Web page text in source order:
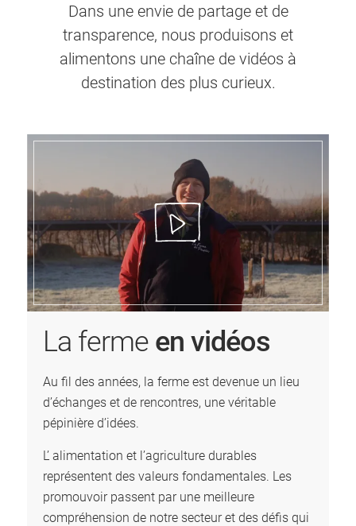
Dans une envie de partage et de
transparence, nous produisons et
alimentons une chaîne de vidéos à
destination des plus curieux.
La ferme en vidéos
Au fil des années, la ferme est devenue un lieu
d’échanges et de rencontres, une véritable
pépinière d’idées.
L’ alimentation et l’agriculture durables
représentent des valeurs fondamentales. Les
promouvoir passent par une meilleure
compréhension de notre secteur et des défis qui